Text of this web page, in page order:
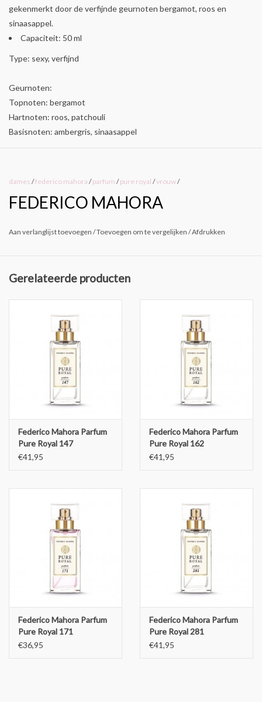
gekenmerkt door de verfijnde geurnoten bergamot, roos en
sinaasappel.
Capaciteit: 50 ml
Type: sexy, verfijnd
Geurnoten:
Topnoten: bergamot
Hartnoten: roos, patchouli
Basisnoten: ambergris, sinaasappel
dames /federico mahora /parfum /pure royal /vrouw/
FEDERICO MAHORA
Aan verlanglijst toevoegen /Toevoegen om te vergelijken /Afdrukken
Gerelateerde producten
Federico Mahora Parfum
Pure Royal 147
€41,95
Federico Mahora Parfum
Pure Royal 162
€41,95
Federico Mahora Parfum
Pure Royal 171
€36,95
Federico Mahora Parfum
Pure Royal 281
€41,95